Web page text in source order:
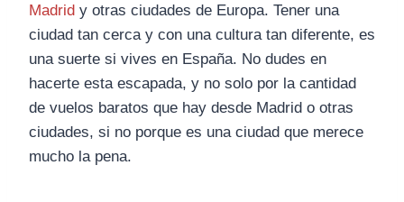
Madrid y otras ciudades de Europa. Tener una
ciudad tan cerca y con una cultura tan diferente, es
una suerte si vives en España. No dudes en
hacerte esta escapada, y no solo por la cantidad
de vuelos baratos que hay desde Madrid o otras
ciudades, si no porque es una ciudad que merece
mucho la pena.